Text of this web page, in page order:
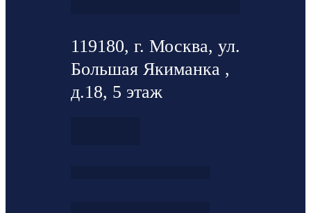
119180, г. Москва, ул.
Большая Якиманка ,
д.18, 5 этаж